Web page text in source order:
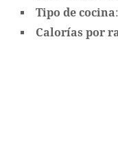
Tipo de cocina
Calorías por